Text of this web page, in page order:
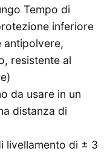
Tempo di
inferiore
antipolvere,
resistente al
da usare in un
distanza di
livellamento di ± 3